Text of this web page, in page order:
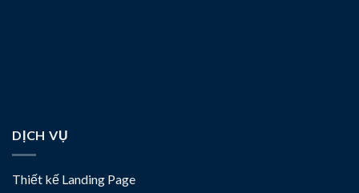
DỊCH VỤ
Thiết kế Landing Page